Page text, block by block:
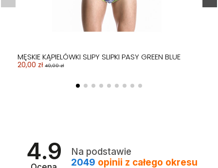
MĘSKIE KĄPIELÓWKI SLIPY SLIPKI PASY GREEN BLUE
20,00 zł40,00 zł
4.9
Na podstawie
2049 opinii z całego okresu